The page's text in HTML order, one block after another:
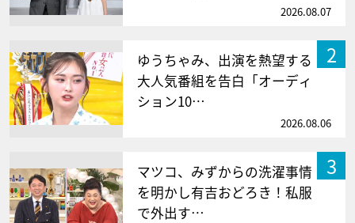
2026.08.07
2
ゆうちゃみ、出演を熱望する
大人気番組を告白「オーディ
ション10…
2026.08.06
3
マツコ、みずからの洗濯事情
を明かし有吉おどろき！私服
で外出す…